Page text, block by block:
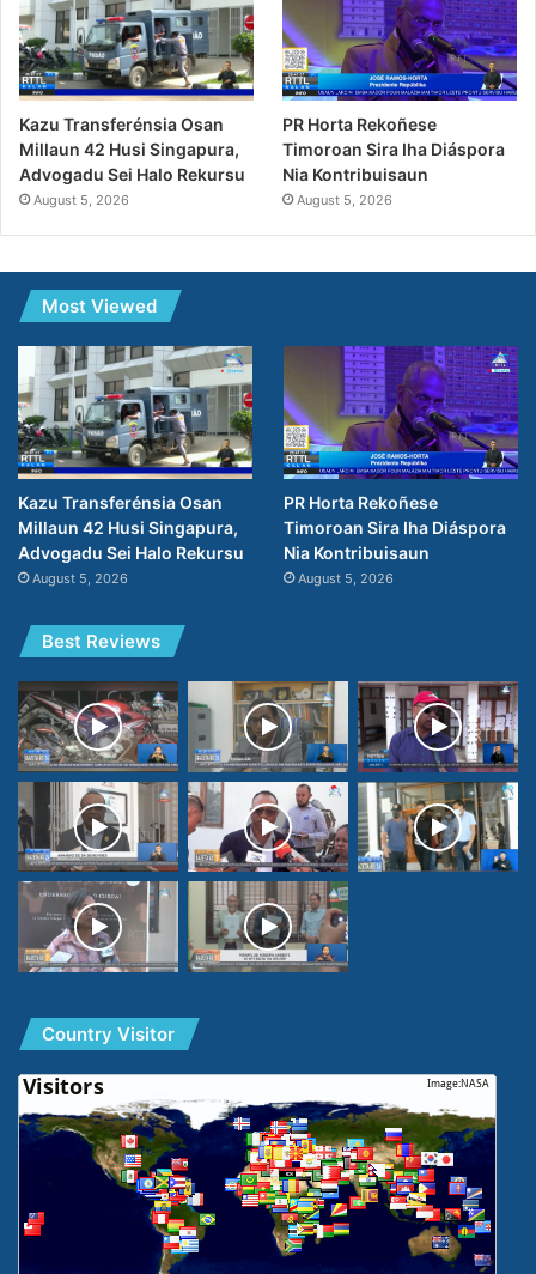
Kazu Transferénsia Osan
Millaun 42 Husi Singapura,
Advogadu Sei Halo Rekursu
August 5, 2026
PR Horta Rekoñese
Timoroan Sira Iha Diáspora
Nia Kontribuisaun
August 5, 2026
Most Viewed
Kazu Transferénsia Osan
Millaun 42 Husi Singapura,
Advogadu Sei Halo Rekursu
August 5, 2026
PR Horta Rekoñese
Timoroan Sira Iha Diáspora
Nia Kontribuisaun
August 5, 2026
Best Reviews
Country Visitor